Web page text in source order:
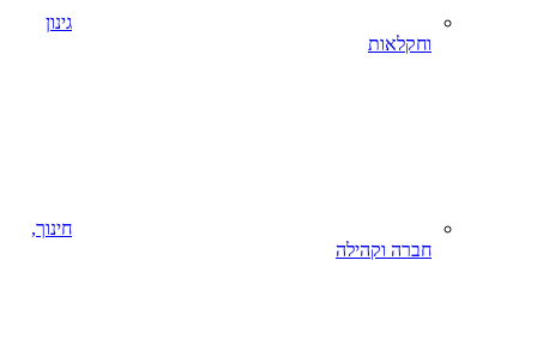
גינון
וחקלאות
חינוך,
חברה וקהילה